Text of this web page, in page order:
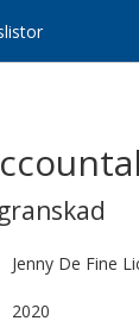
Jenny De Fine
2020